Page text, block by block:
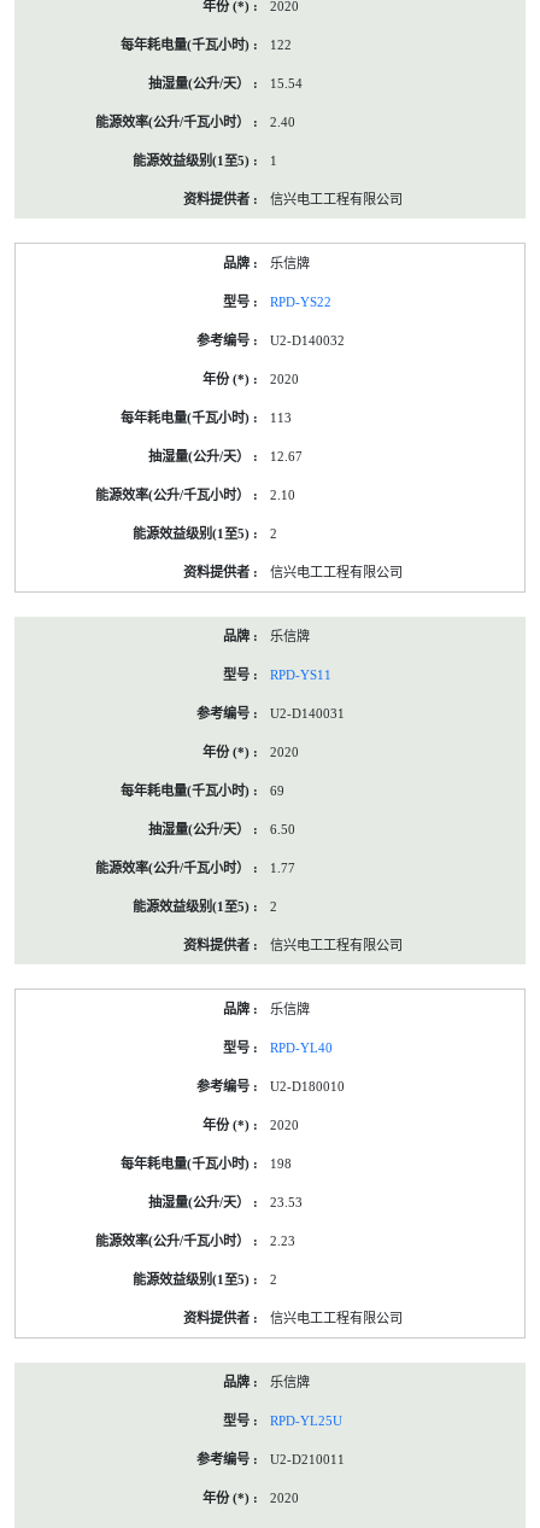
2020
122
15.54
2.40
1
信兴电工工程有限公司
乐信牌
RPD-YS22
U2-D140032
2020
113
12.67
2.10
2
信兴电工工程有限公司
乐信牌
RPD-YS11
U2-D140031
2020
69
6.50
1.77
2
信兴电工工程有限公司
乐信牌
RPD-YL40
U2-D180010
2020
198
23.53
2.23
2
信兴电工工程有限公司
乐信牌
RPD-YL25U
U2-D210011
2020